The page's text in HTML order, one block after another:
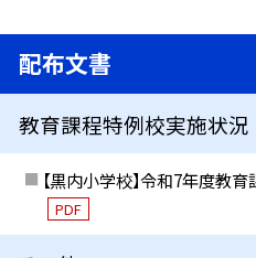
配布文書
教育課程特例校実施状況
【黒内小学校】令和7年度教
PDF